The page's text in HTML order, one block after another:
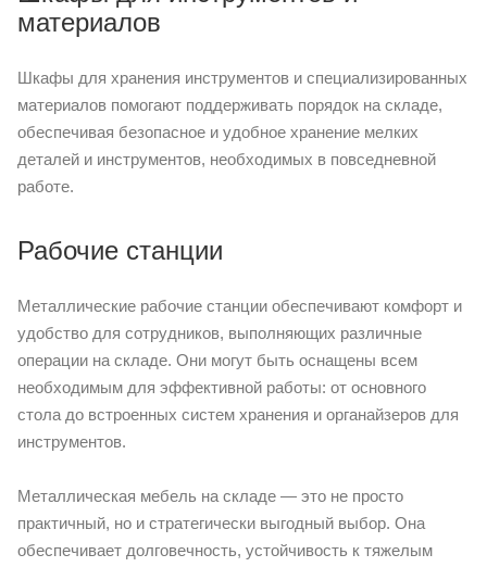
материалов
Шкафы для хранения инструментов и специализированных
материалов помогают поддерживать порядок на складе,
обеспечивая безопасное и удобное хранение мелких
деталей и инструментов, необходимых в повседневной
работе.
Рабочие станции
Металлические рабочие станции обеспечивают комфорт и
удобство для сотрудников, выполняющих различные
операции на складе. Они могут быть оснащены всем
необходимым для эффективной работы: от основного
стола до встроенных систем хранения и органайзеров для
инструментов.
Металлическая мебель на складе — это не просто
практичный, но и стратегически выгодный выбор. Она
обеспечивает долговечность, устойчивость к тяжелым